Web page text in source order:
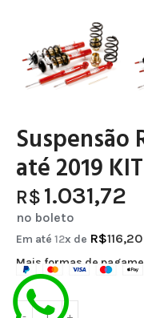
Suspensão
até 2019
R$ 1.031,72
no boleto
Em até 12x de R$116,20
Mais formas de